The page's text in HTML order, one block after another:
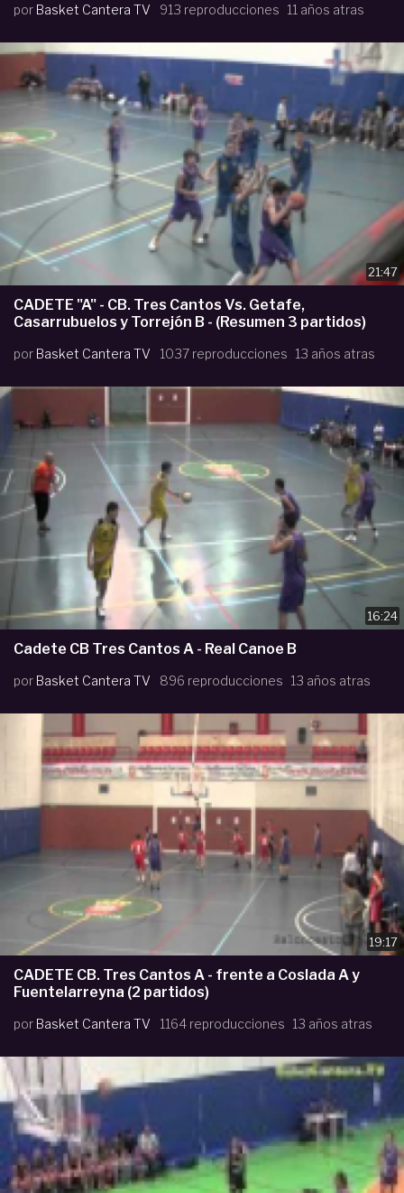
por Basket Cantera TV 913 reproducciones 11 años atras
21:47
CADETE "A" - CB. Tres Cantos Vs. Getafe,
Casarrubuelos y Torrejón B - (Resumen 3 partidos)
por Basket Cantera TV 1037 reproducciones 13 años atras
16:24
Cadete CB Tres Cantos A - Real Canoe B
por Basket Cantera TV 896 reproducciones 13 años atras
19:17
CADETE CB. Tres Cantos A - frente a Coslada A y
Fuentelarreyna (2 partidos)
por Basket Cantera TV 1164 reproducciones 13 años atras